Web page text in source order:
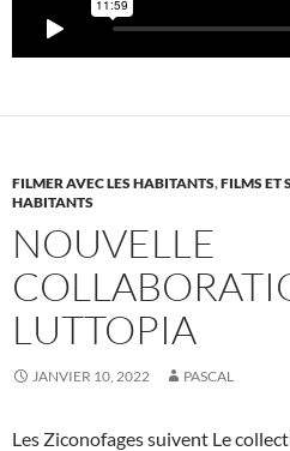
FILMER AVEC LES HABITANTS,FILMS ET
HABITANTS
NOUVELLE
LUTTOPIA
JANVIER 10, 2022 PASCAL
Les Ziconofages suivent Le